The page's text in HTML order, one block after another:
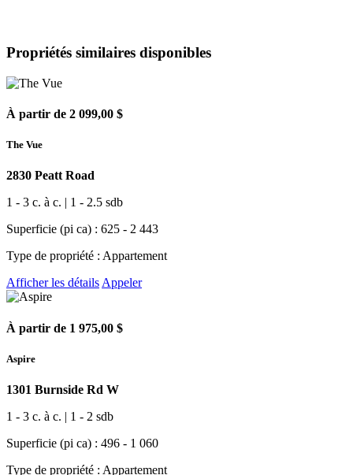
Propriétés similaires disponibles
À partir de 2 099,00 $
The Vue
2830 Peatt Road
1 - 3 c. à c. | 1 - 2.5 sdb
Superficie (pi ca) : 625 - 2 443
Type de propriété : Appartement
Afficher les détails Appeler
À partir de 1 975,00 $
Aspire
1301 Burnside Rd W
1 - 3 c. à c. | 1 - 2 sdb
Superficie (pi ca) : 496 - 1 060
Type de propriété : Appartement